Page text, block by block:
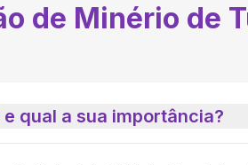
de Minério de
e qual a sua importância?